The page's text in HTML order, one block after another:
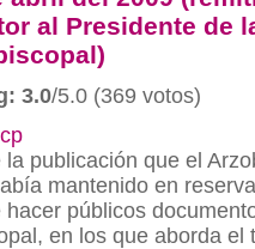
al Presidente de
3.0/5.0 (369 votos)
la publicación que el
mantenido en
públicos
en los que aborda el